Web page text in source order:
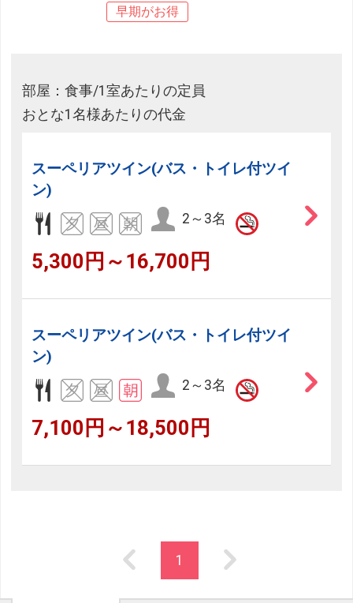
早期がお得
部屋：食事/1室あたりの定員
おとな1名様あたりの代金
スーペリアツイン(バス・トイレ付ツイ
ン)
2～3名
5,300円～16,700円
スーペリアツイン(バス・トイレ付ツイ
ン)
2～3名
7,100円～18,500円
1